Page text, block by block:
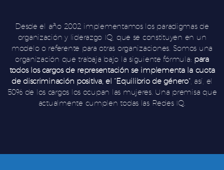
Desde el año 2002 implementamos los paradigmas de
organización y liderazgo IQ, que se constituyen en un
modelo o referente para otras organizaciones. Somos una
organización que trabaja bajo la siguiente fórmula: para
todos los cargos de representación se implementa la cuota
de discriminación positiva, el “Equilibrio de género”, así, el
50% de los cargos los ocupan las mujeres. Una premisa que
actualmente cumplen todas las Redes IQ.